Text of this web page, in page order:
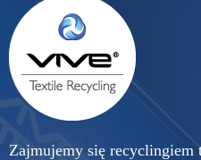
Zajmujemy się recyclingiem